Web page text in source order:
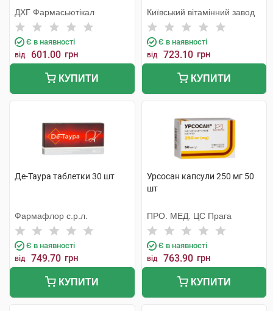
ДХГ Фармасьютікал
Є в наявності
від 601.00 грн
КУПИТИ
Київський вітамінний завод
Є в наявності
від 723.10 грн
КУПИТИ
Де-Таура таблетки 30 шт
Фармафлор с.р.л.
Є в наявності
від 749.70 грн
КУПИТИ
Урсосан капсули 250 мг 50
шт
ПРО. МЕД. ЦС Прага
Є в наявності
від 763.90 грн
КУПИТИ